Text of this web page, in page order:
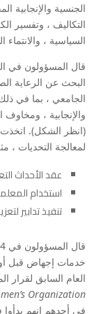
الجنسية والإنجابية
التكاليف ، وتفسير
السياسية ،
قال المسؤولون في
البحث عن الرعاية
الجامعي ، بما في
والإنجابية ،
(انظر الشكل). اتخذت
لمعالجة التحديات ،
عقد الأحداث
استخدام
تنفيذ تدابير
العام السابق لقرار
Organization
في أحدهم إنهم